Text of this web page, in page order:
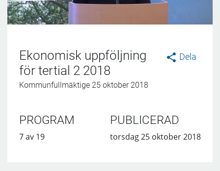
Dela
Ekonomisk uppföljning
för tertial 2 2018
Kommunfullmäktige 25 oktober 2018
PROGRAM
7 av 19
PUBLICERAD
torsdag 25 oktober 2018